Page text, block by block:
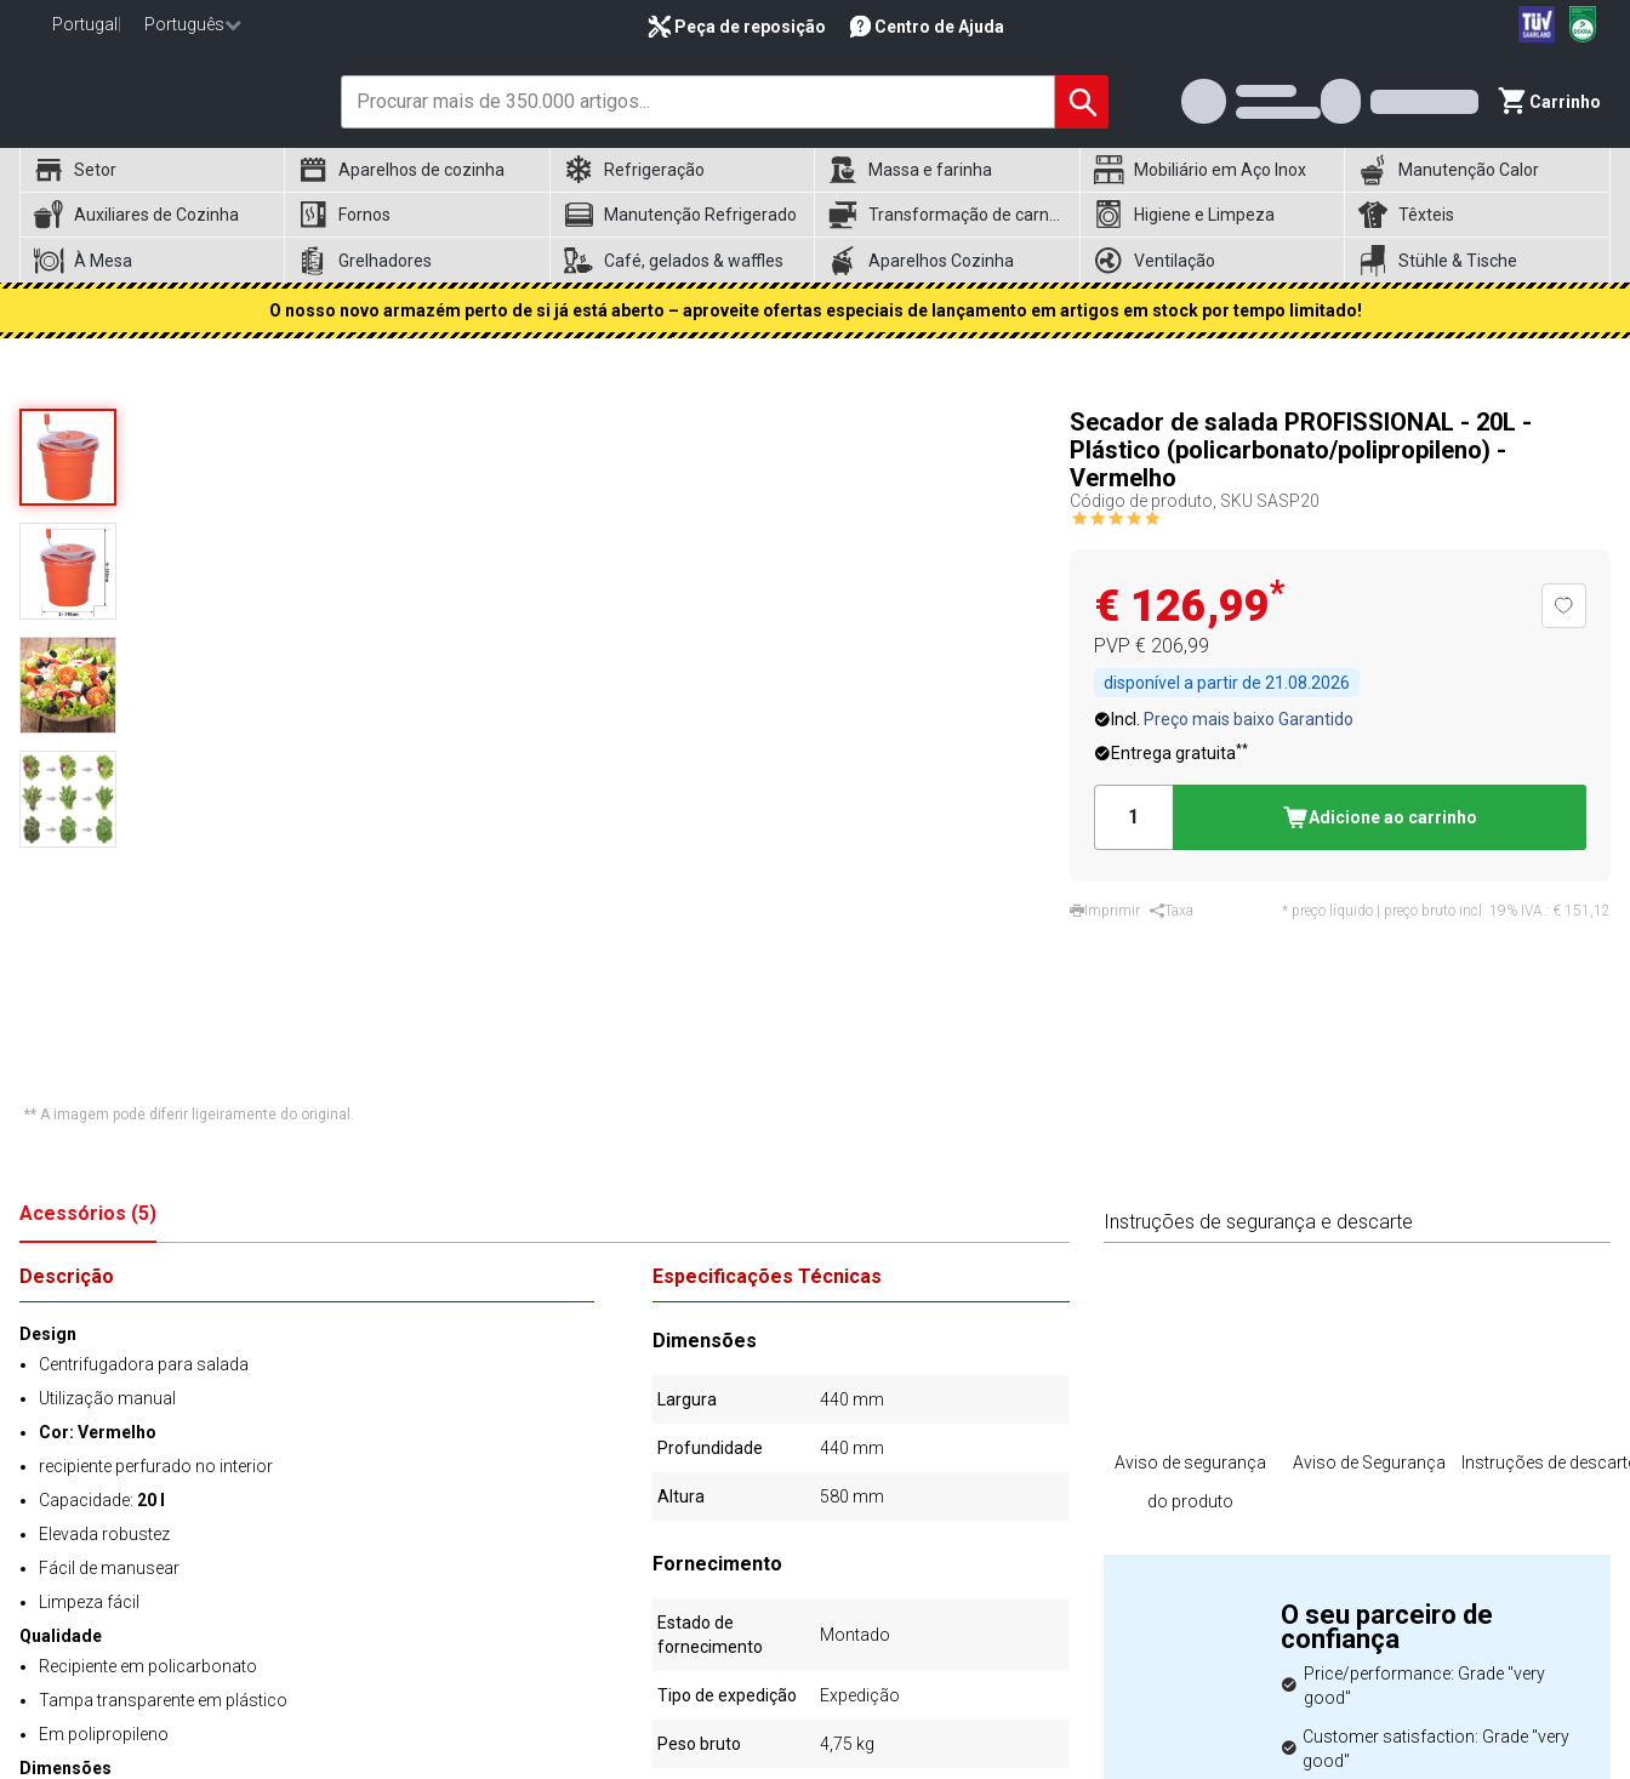
Portugal Português Peça de reposição Centro de Ajuda
Carrinho
Setor Aparelhos de cozinha Refrigeração Massa e farinha Mobiliário em Aço Inox Manutenção Calor
Auxiliares de Cozinha Fornos Manutenção Refrigerado Higiene e Limpeza Têxteis
À Mesa Grelhadores Café, gelados & waffles Aparelhos Cozinha Ventilação Stühle & Tische
O nosso novo armazém perto de si já está aberto – aproveite ofertas especiais de lançamento em artigos em stock por tempo limitado!
** A imagem pode diferir ligeiramente do original.
Secador de salada PROFISSIONAL - 20L -
Plástico (policarbonato/polipropileno) -
Vermelho
Código de produto, SKU SASP20
€ 126,99*
PVP € 206,99
disponível a partir de 21.08.2026
Incl.
Preço mais baixo Garantido
Entrega gratuita**
Adicione ao carrinho
Imprimir Taxa * preço líquido | preço bruto incl. 19% IVA.: € 151,12
Acessórios (5)
Descrição
Design
Centrifugadora para salada
Utilização manual
Cor: Vermelho
recipiente perfurado no interior
Capacidade: 20 l
Elevada robustez
Fácil de manusear
Limpeza fácil
Qualidade
Recipiente em policarbonato
Tampa transparente em plástico
Em polipropileno
Dimensões
Especificações Técnicas
Dimensões
Largura 440 mm
Profundidade 440 mm
Altura 580 mm
Fornecimento
Estado de
fornecimento
Montado
Tipo de expedição Expedição
Peso bruto 4,75 kg
Instruções de segurança e descarte
Aviso de segurança
do produto
Aviso de Segurança Instruções de
O seu parceiro de
confiança
Price/performance: Grade "very
good"
Customer satisfaction: Grade "very
good"